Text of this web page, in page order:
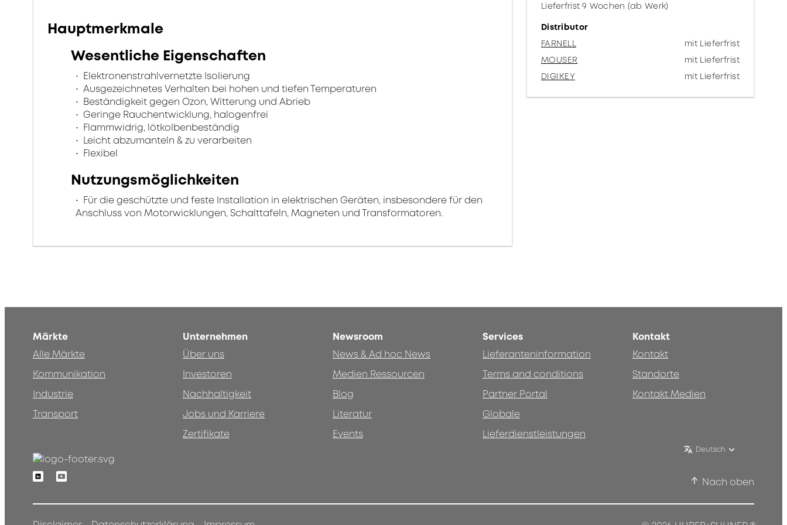
Hauptmerkmale
Wesentliche Eigenschaften
Elektronenstrahlvernetzte Isolierung
Ausgezeichnetes Verhalten bei hohen und tiefen Temperaturen
Beständigkeit gegen Ozon, Witterung und Abrieb
Geringe Rauchentwicklung, halogenfrei
Flammwidrig, lötkolbenbeständig
Leicht abzumanteln & zu verarbeiten
Flexibel
Nutzungsmöglichkeiten
Für die geschützte und feste Installation in elektrischen Geräten, insbesondere für den
Anschluss von Motorwicklungen, Schalttafeln, Magneten und Transformatoren.
Lieferfrist 9 Wochen (ab Werk)
Distributor
FARNELL
mit Lieferfrist
MOUSER
mit Lieferfrist
DIGIKEY
mit Lieferfrist
Märkte
Alle Märkte
Kommunikation
Industrie
Transport
Unternehmen
Über uns
Investoren
Nachhaltigkeit
Jobs und Karriere
Zertifikate
Newsroom
News & Ad hoc News
Medien Ressourcen
Blog
Literatur
Events
Services
Lieferanteninformation
Terms and conditions
Partner Portal
Globale
Lieferdienstleistungen
Kontakt
Kontakt
Standorte
Kontakt Medien
Deutsch
LinkedinYoutube
Nach oben